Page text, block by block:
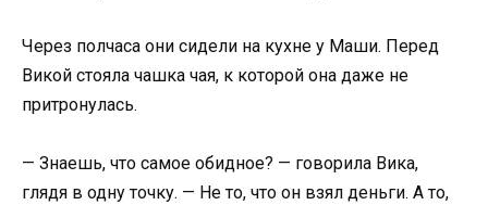
Через полчаса они сидели на кухне у Маши. Перед
Викой стояла чашка чая, к которой она даже не
притронулась.
— Знаешь, что самое обидное? — говорила Вика,
глядя в одну точку. — Не то, что он взял деньги. А то,